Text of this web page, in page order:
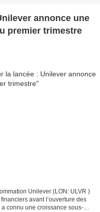
annonce une
premier trimestre
Unilever (LON: ULVR )
avant l’ouverture des
connu une croissance sous-